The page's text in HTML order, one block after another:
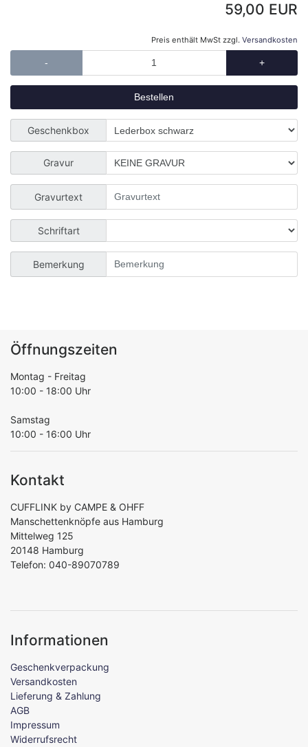
59,00 EUR
Preis enthält MwSt zzgl. Versandkosten
- +
Geschenkbox
Gravur
Gravurtext
Schriftart
Bemerkung
Öffnungszeiten
Montag - Freitag
10:00 - 18:00 Uhr
Samstag
10:00 - 16:00 Uhr
Kontakt
CUFFLINK by CAMPE & OHFF
Manschettenknöpfe aus Hamburg
Mittelweg 125
20148 Hamburg
Telefon: 040-89070789
Informationen
Geschenkverpackung
Versandkosten
Lieferung & Zahlung
AGB
Impressum
Widerrufsrecht